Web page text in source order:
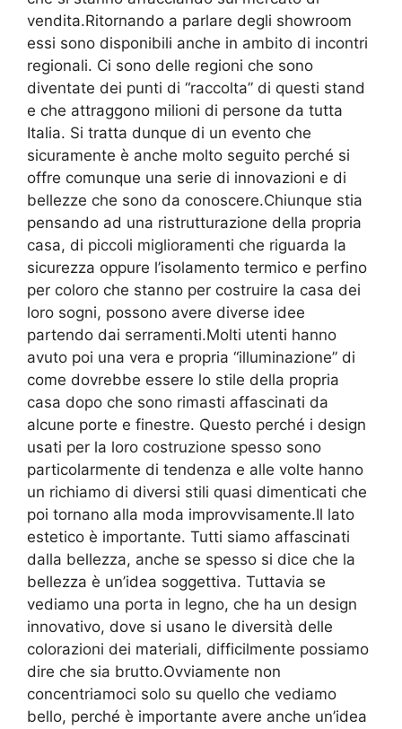
vendita.Ritornando a parlare degli showroom
essi sono disponibili anche in ambito di incontri
regionali. Ci sono delle regioni che sono
diventate dei punti di “raccolta” di questi stand
e che attraggono milioni di persone da tutta
Italia. Si tratta dunque di un evento che
sicuramente è anche molto seguito perché si
offre comunque una serie di innovazioni e di
bellezze che sono da conoscere.Chiunque stia
pensando ad una ristrutturazione della propria
casa, di piccoli miglioramenti che riguarda la
sicurezza oppure l’isolamento termico e perfino
per coloro che stanno per costruire la casa dei
loro sogni, possono avere diverse idee
partendo dai serramenti.Molti utenti hanno
avuto poi una vera e propria “illuminazione” di
come dovrebbe essere lo stile della propria
casa dopo che sono rimasti affascinati da
alcune porte e finestre. Questo perché i design
usati per la loro costruzione spesso sono
particolarmente di tendenza e alle volte hanno
un richiamo di diversi stili quasi dimenticati che
poi tornano alla moda improvvisamente.Il lato
estetico è importante. Tutti siamo affascinati
dalla bellezza, anche se spesso si dice che la
bellezza è un’idea soggettiva. Tuttavia se
vediamo una porta in legno, che ha un design
innovativo, dove si usano le diversità delle
colorazioni dei materiali, difficilmente possiamo
dire che sia brutto.Ovviamente non
concentriamoci solo su quello che vediamo
bello, perché è importante avere anche un’idea